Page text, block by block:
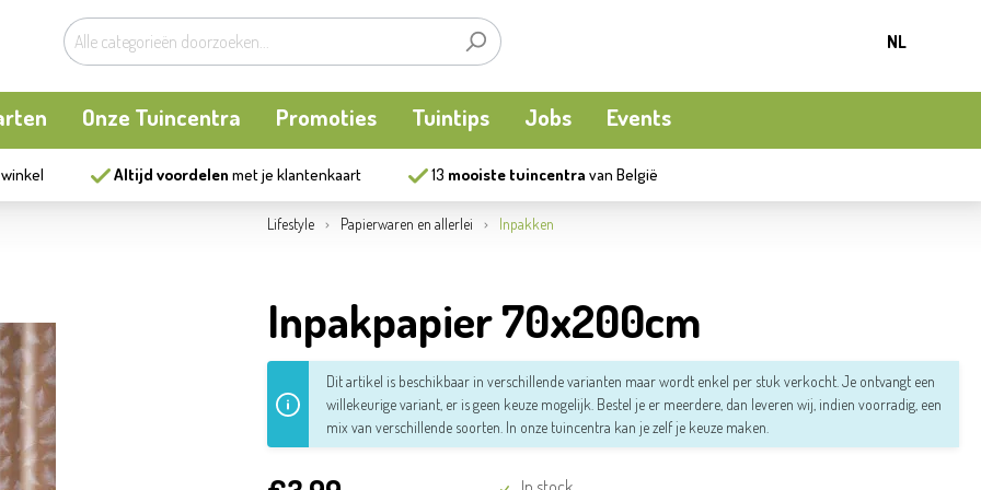
NL
Onze Tuincentra Promoties Tuintips Jobs Events
Kamerplanten
Tuininrichting Beschermen
Bestrijding Kledij
Kweekaccessoires
Kooi-en natuurvogels
Terrasverwarming
Homewear Apéro moment
Altijd voordelen met je klantenkaart 13 mooiste tuincentra van België
Lifestyle Papierwaren en allerlei Inpakken
Inpakpapier 70x200cm
Dit artikel is beschikbaar in verschillende varianten maar wordt enkel per stuk verkocht. Je ontvangt een
willekeurige variant, er is geen keuze mogelijk. Bestel je er meerdere, dan leveren wij, indien voorradig, een
mix van verschillende soorten. In onze tuincentra kan je zelf je keuze maken.